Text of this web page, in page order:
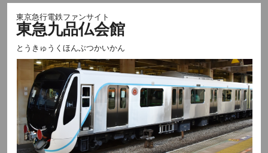
東京急行電鉄ファンサイト
東急九品仏会館
とうきゅうくほんぶつかいかん